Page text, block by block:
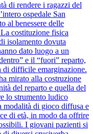
di rendere i ragazzi del
ospedale San
al benessere delle
costituzione fisica
isolamento dovuta
dato luogo a un
e il “fuori” reparto,
di difficile emarginazione.
mirato alla costruzione
del reparto e quella del
lo strumento ludico
modalità di gioco diffusa e
di età, in modo da offrire
I giovani pazienti si